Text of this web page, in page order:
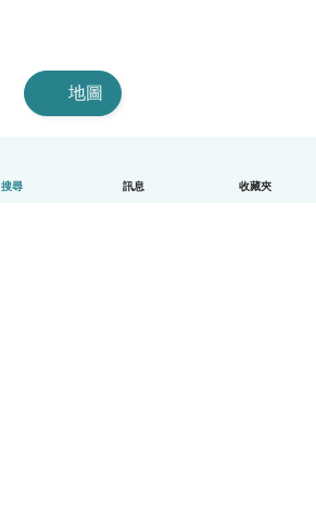
搜尋 訊息 收藏夾
地圖